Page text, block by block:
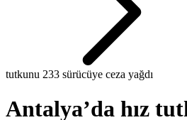
tutkunu 233 sürücüye ceza yağdı
Antalya’da hız